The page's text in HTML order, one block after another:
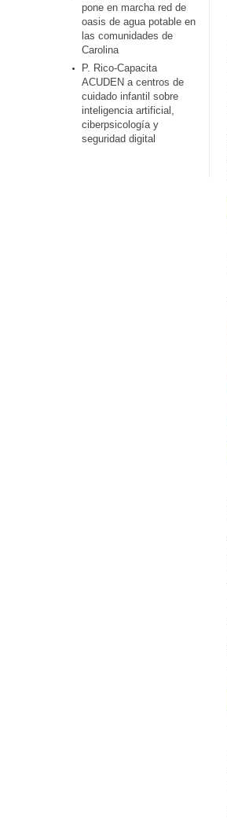
pone en marcha red de
oasis de agua potable en
las comunidades de
Carolina
P. Rico-Capacita
ACUDEN a centros de
cuidado infantil sobre
inteligencia artificial,
ciberpsicología y
seguridad digital